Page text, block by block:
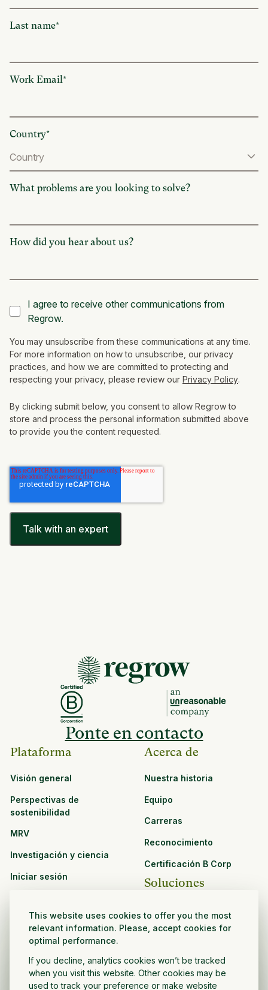
This website uses cookies to offer you the most
relevant information. Please, accept cookies for
optimal performance.
If you decline, analytics cookies won’t be tracked
when you visit this website. Other cookies may be
used to track your preference or make website
Last name*
Work Email*
Country*
What problems are you looking to solve?
How did you hear about us?
I agree to receive other communications from
Regrow.
You may unsubscribe from these communications at any time.
For more information on how to unsubscribe, our privacy
practices, and how we are committed to protecting and
respecting your privacy, please review our Privacy Policy.
By clicking submit below, you consent to allow Regrow to
store and process the personal information submitted above
to provide you the content requested.
Ponte en contacto
Plataforma
Visión general
Perspectivas de
sostenibilidad
MRV
Investigación y ciencia
Iniciar sesión
Ver todos los recursos
Oportunidades de
asociación
Acerca de
Nuestra historia
Equipo
Carreras
Reconocimiento
Certificación B Corp
Soluciones
Agronegocios
de lucro
Desarrollador de